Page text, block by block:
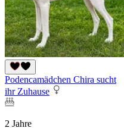
Podencamädchen Chira sucht
ihr Zuhause
2 Jahre